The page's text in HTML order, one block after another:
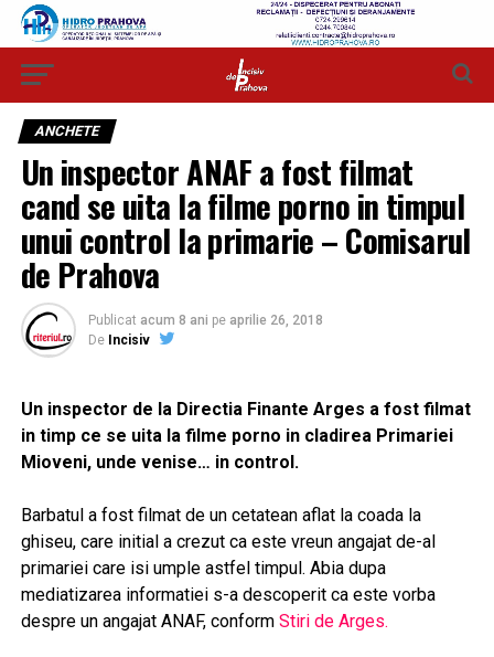
ANCHETE
Un inspector ANAF a fost filmat
cand se uita la filme porno in timpul
unui control la primarie – Comisarul
de Prahova
Publicat acum 8 ani pe aprilie 26, 2018
De Incisiv
Un inspector de la Directia Finante Arges a fost filmat
in timp ce se uita la filme porno in cladirea Primariei
Mioveni, unde venise… in control.
Barbatul a fost filmat de un cetatean aflat la coada la
ghiseu, care initial a crezut ca este vreun angajat de-al
primariei care isi umple astfel timpul. Abia dupa
mediatizarea informatiei s-a descoperit ca este vorba
despre un angajat ANAF, conform Stiri de Arges.